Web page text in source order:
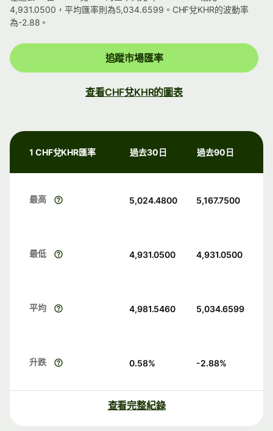
4,931.0500，平均匯率則為5,034.6599。CHF兌KHR的波動率
為-2.88。
追蹤市場匯率
查看CHF兌KHR的圖表
1 CHF兌KHR匯率 過去30日 過去90日
最高 5,024.4800 5,167.7500
最低 4,931.0500 4,931.0500
平均 4,981.5460 5,034.6599
升跌 0.58% -2.88%
查看完整紀錄